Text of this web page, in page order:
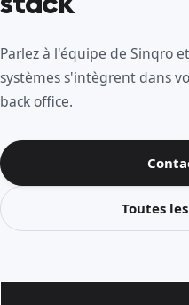
Parlez à l'équipe de Sinqro
systèmes s'intègrent dans
back office.
Toutes